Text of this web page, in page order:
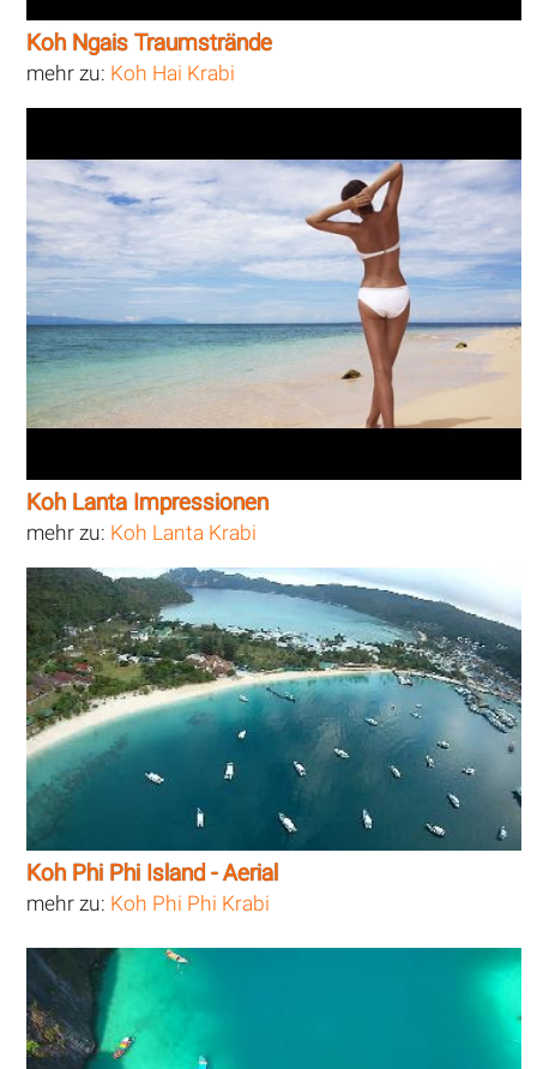
Koh Ngais Traumstrände
mehr zu: Koh Hai Krabi
Koh Lanta Impressionen
mehr zu: Koh Lanta Krabi
Koh Phi Phi Island - Aerial
mehr zu: Koh Phi Phi Krabi